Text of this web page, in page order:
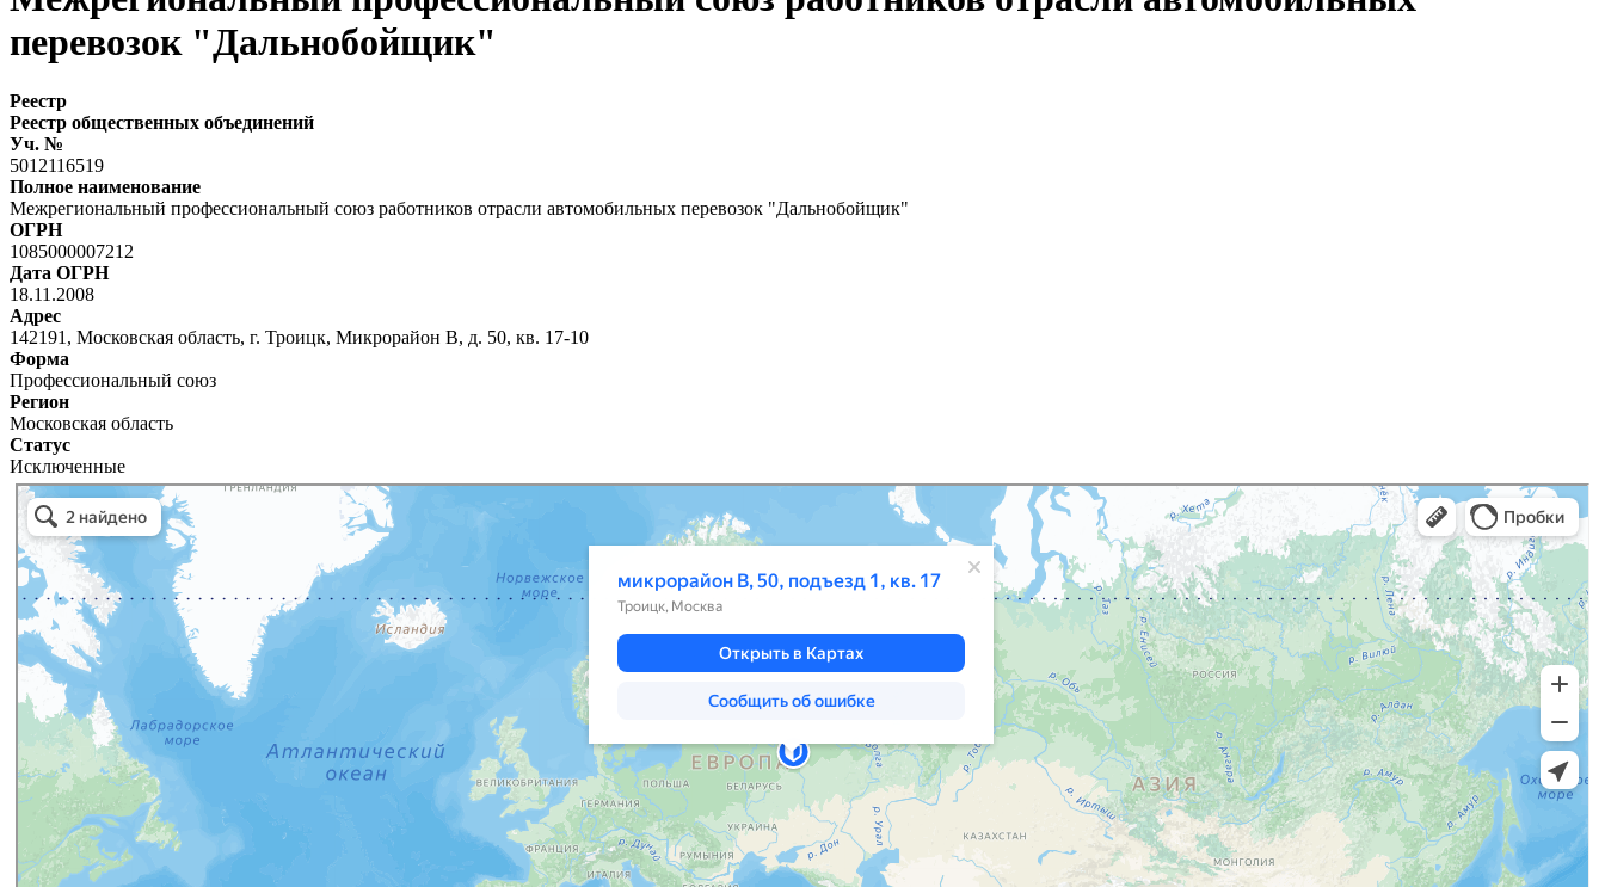
перевозок "Дальнобойщик"
Реестр
Реестр общественных объединений
Уч. №
5012116519
Полное наименование
Межрегиональный профессиональный союз работников отрасли автомобильных перевозок "Дальнобойщик"
ОГРН
1085000007212
Дата ОГРН
18.11.2008
Адрес
142191, Московская область, г. Троицк, Микрорайон В, д. 50, кв. 17-10
Форма
Профессиональный союз
Регион
Московская область
Статус
Исключенные